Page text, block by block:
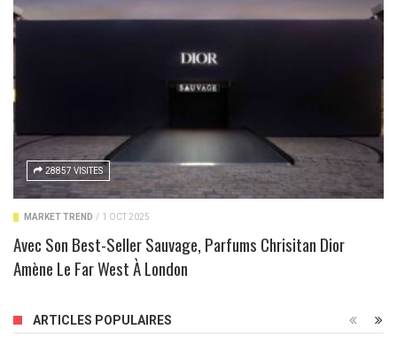
28857 VISITES
MARKET TREND / 1 OCT 2025
Avec Son Best-Seller Sauvage, Parfums Chrisitan Dior
Amène Le Far West À London
ARTICLES POPULAIRES